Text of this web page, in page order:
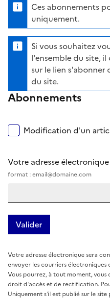
Ces abonnements
uniquement.
Si vous souhaitez
l'ensemble du site,
sur le lien s'abonner
du site.
Abonnements
Modification d'un
Votre adresse électronique
format : email@domaine.com
Votre adresse électronique sera
envoyer les courriers électroniques
Vous pourrez, à tout moment, vous
droit d'accès et de rectification.
Uniquement s'il est publié sur le site